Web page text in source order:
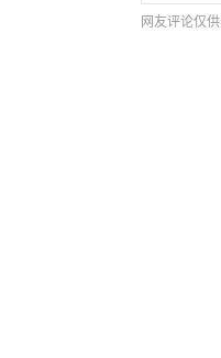
网友评论仅